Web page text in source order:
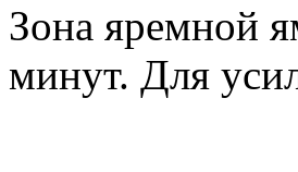
Зона яремной
минут. Для